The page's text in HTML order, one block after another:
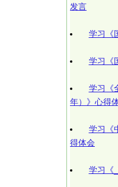
发言
学习《
学习《
学习《
年）》心得
学习《
得体会
学习《